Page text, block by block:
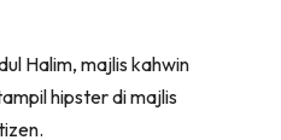
Halim, majlis kahwin
hipster di majlis